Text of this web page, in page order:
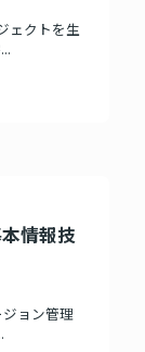
ェクトを生
情報技
ョン管理